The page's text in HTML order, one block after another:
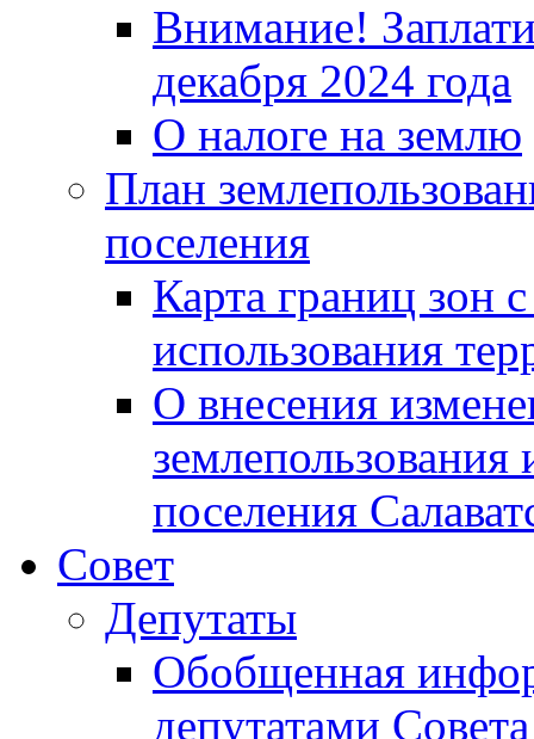
Внимание!
декабря 2024 года
О налоге на землю
План
поселения
Карта границ зон
использования
О внесения
землепользования
поселения
Совет
Депутаты
Обобщенная
депутатами